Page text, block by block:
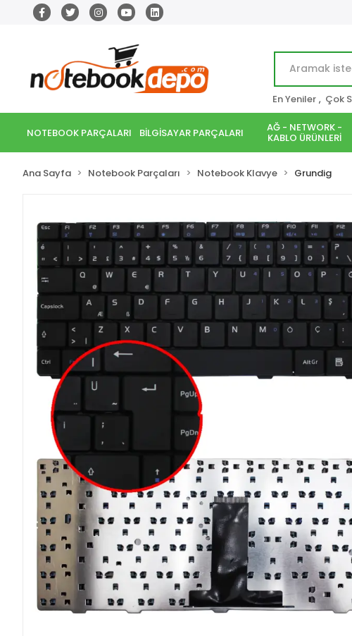
En Yeniler , Çok
NOTEBOOK PARÇALARI BİLGİSAYAR PARÇALARI AĞ - NETWORK -
KABLO ÜRÜNLERİ
Ana Sayfa Notebook Parçaları Notebook Klavye Grundig